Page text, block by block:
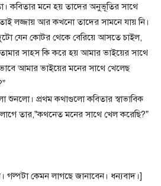
কবিতার মনে হয় তাদের অনুভূতির সাথে
লজ্জায় আর কখনো তাদের সামনে যায় নি।
যেন কোটর থেকে বেরিয়ে আসতে চাইল,
সাহস কি করে হয় আমার ভাইয়ের সাথে
আমার ভাইয়ের মনের সাথে খেলেছ
শুনলো। প্রথম কথাগুলো কবিতার স্বাভাবিক
তার,”কথনেত মনের সাথে খেল করেছি?”
গল্পটা কেমন লাগছে জানাবেন। ধন্যবাদ।]